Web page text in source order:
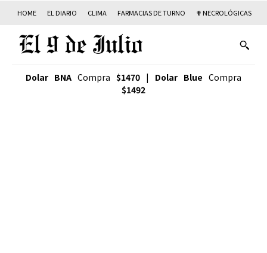
HOME EL DIARIO CLIMA FARMACIAS DE TURNO ✟ NECROLÓGICAS
Dolar BNA Compra $1470 | Dolar Blue Compra
$1492